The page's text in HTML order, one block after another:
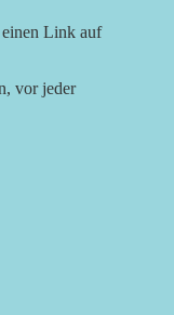
einen Link auf
vor jeder